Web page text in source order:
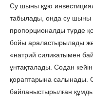
Су шыны құю
табылады, онда су шыны
пропорционалды түрде
бойы араластырылады
«натрий силикатымен
ұнтақталады. Содан
қораптарына салынады.
байланыстырылған